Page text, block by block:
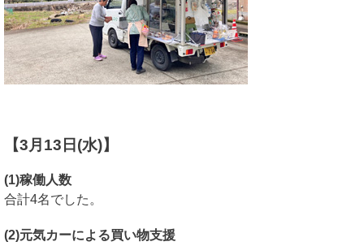
【3月13日(水)】
(1)稼働人数
合計4名でした。
(2)元気カーによる買い物支援